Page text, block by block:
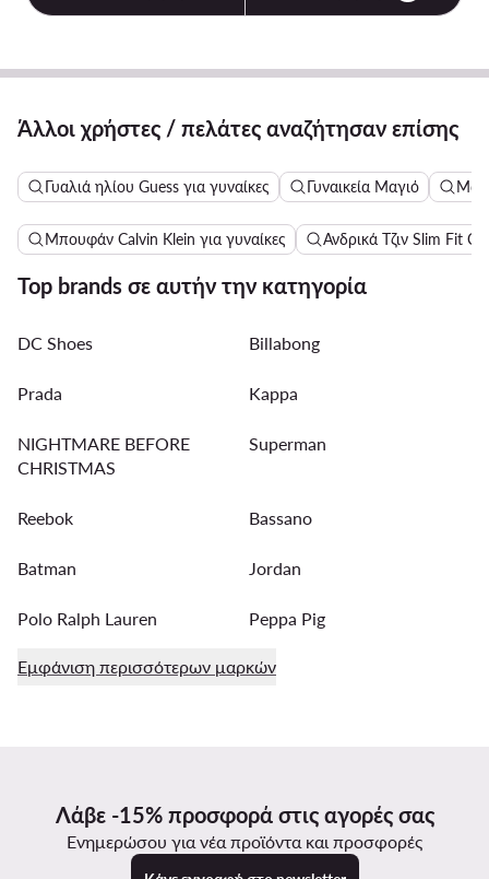
Άλλοι χρήστες / πελάτες αναζήτησαν επίσης
Γυαλιά ηλίου Guess για γυναίκες Γυναικεία Μαγιό
Μπουφάν Calvin Klein για γυναίκες Ανδρικά Τζιν Slim Fit
Top brands σε αυτήν την κατηγορία
DC Shoes Billabong
Prada Kappa
NIGHTMARE BEFORE
CHRISTMAS
Superman
Reebok Bassano
Batman Jordan
Polo Ralph Lauren Peppa Pig
Εμφάνιση περισσότερων μαρκών
Λάβε -15% προσφορά στις αγορές σας
Ενημερώσου για νέα προϊόντα και προσφορές